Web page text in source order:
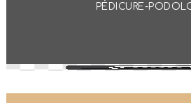
PÉDICURE-